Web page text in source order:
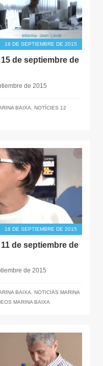
16 DE SEPTIEMBRE DE 2015
de septiembre de
de 2015
BAIXA
NOTÍCIES 12
16 DE SEPTIEMBRE DE 2015
de septiembre de
de 2015
BAIXA
NOTICIAS MARINA
MARINA BAIXA